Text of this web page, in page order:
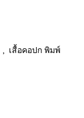
, เสื้อคอปก พิมพ์